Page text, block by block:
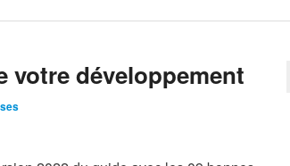
votre développement